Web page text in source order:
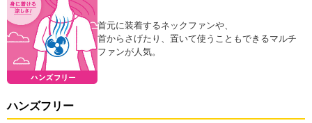
首元に装着するネックファンや、
首からさげたり、置いて使うこともできるマルチ
ファンが人気。
ハンズフリー